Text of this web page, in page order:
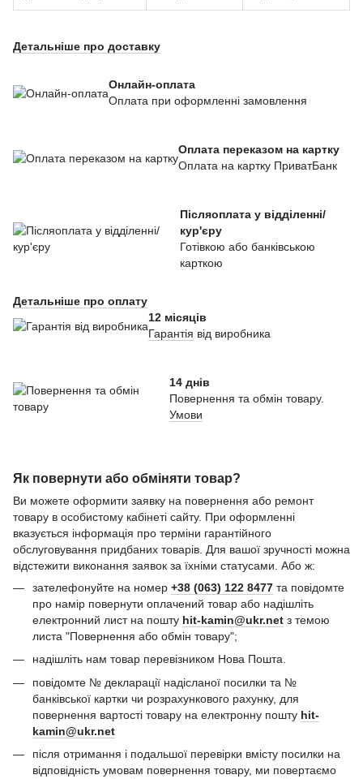
Детальніше про доставку
Онлайн-оплата
Оплата при оформленні замовлення
Оплата переказом на картку
Оплата на картку ПриватБанк
Післяоплата у відділенні/
кур'єру
Готівкою або банківською
карткою
Детальніше про оплату
12 місяців
Гарантія від виробника
14 днів
Повернення та обмін товару.
Умови
Як повернути або обміняти товар?
Ви можете оформити заявку на повернення або ремонт
товару в особистому кабінеті сайту. При оформленні
вказується інформація про терміни гарантійного
обслуговування придбаних товарів. Для вашої зручності можна
відстежити виконання заявок за їхніми статусами. Або ж:
зателефонуйте на номер +38 (063) 122 8477 та повідомте
про намір повернути оплачений товар або надішліть
електронний лист на пошту hit-kamin@ukr.net з темою
листа "Повернення або обмін товару";
надішліть нам товар перевізником Нова Пошта.
повідомте № декларації надісланої посилки та №
банківської картки чи розрахункового рахунку, для
повернення вартості товару на електронну пошту hit-
kamin@ukr.net
після отримання і подальшої перевірки вмісту посилки на
відповідність умовам повернення товару, ми повертаємо